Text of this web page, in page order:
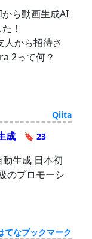
ら動画生成AI
！
から招待さ
2って何？
Qiita
成 🔖 23
生成 日本初
のプロモーシ
てなブックマーク